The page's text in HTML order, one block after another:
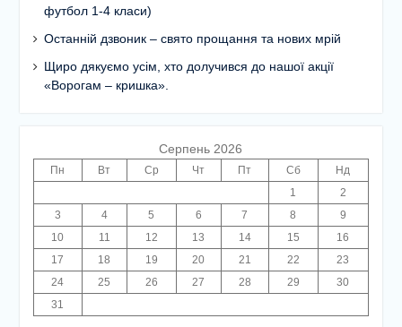
футбол 1-4 класи)
Останній дзвоник – свято прощання та нових мрій
Щиро дякуємо усім, хто долучився до нашої акції
«Ворогам – кришка».
Серпень 2026
Пн Вт Ср Чт Пт Сб
Нд
1
2
3
4 5 6 7 8
9
10
11 12 13 14 15
16
17
18 19 20 21 22
23
24
25 26 27 28 29
30
31